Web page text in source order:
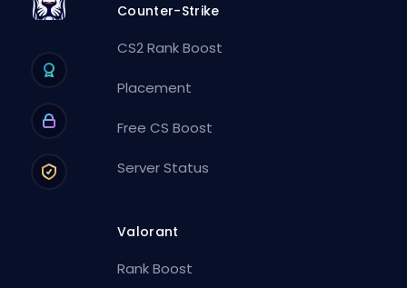
Counter-Strike
CS2 Rank Boost
Placement
Free CS Boost
Server Status
Valorant
Rank Boost